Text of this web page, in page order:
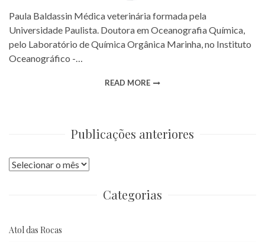
Paula Baldassin Médica veterinária formada pela
Universidade Paulista. Doutora em Oceanografia Química,
pelo Laboratório de Química Orgânica Marinha, no Instituto
Oceanográfico -…
READ MORE
Publicações anteriores
Publicações
Categorias
Atol das Rocas